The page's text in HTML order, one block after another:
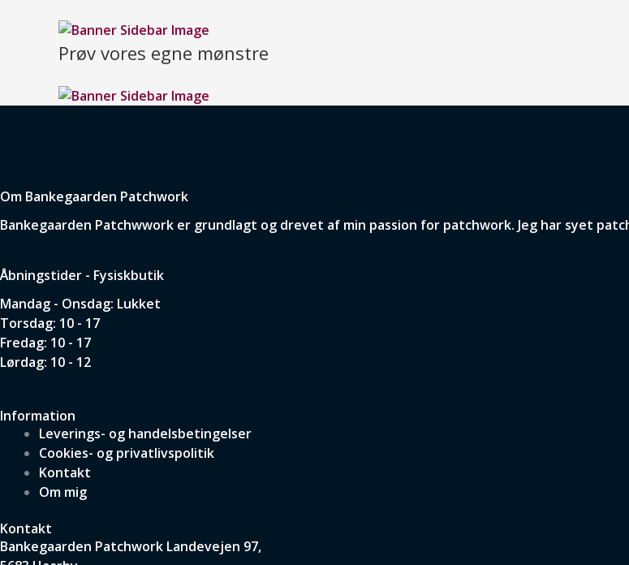
Prøv vores egne mønstre
Om Bankegaarden Patchwork
Bankegaarden Patchwwork er grundlagt og drevet af min passion for patchwork. Jeg har syet
Åbningstider - Fysiskbutik
Mandag - Onsdag: Lukket
Torsdag: 10 - 17
Fredag: 10 - 17
Lørdag: 10 - 12
Information
Leverings- og handelsbetingelser
Cookies- og privatlivspolitik
Kontakt
Om mig
Kontakt
Bankegaarden Patchwork Landevejen 97,